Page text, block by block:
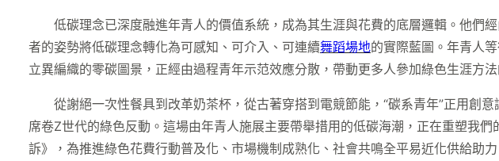
低碳理念已深度融進年青人的價值系統，成為其生涯與花費的底層邏輯。他們
者的姿勢將低碳理念轉化為可感知、可介入、可連續舞蹈場地的實際藍圖。年青人
立異編織的零碳圖景，正經由過程青年示范效應分散，帶動更多人參加綠色生涯方法
從謝絕一次性餐具到改革奶茶杯，從古著穿搭到電競節能，“碳系青年”正用創
席卷Z世代的綠色反動。這場由年青人施展主要帶舉措用的低碳海潮，正在重塑我們
訴》，為推進綠色花費行動普及化、市場機制成熟化、社會共鳴全平易近化供給助